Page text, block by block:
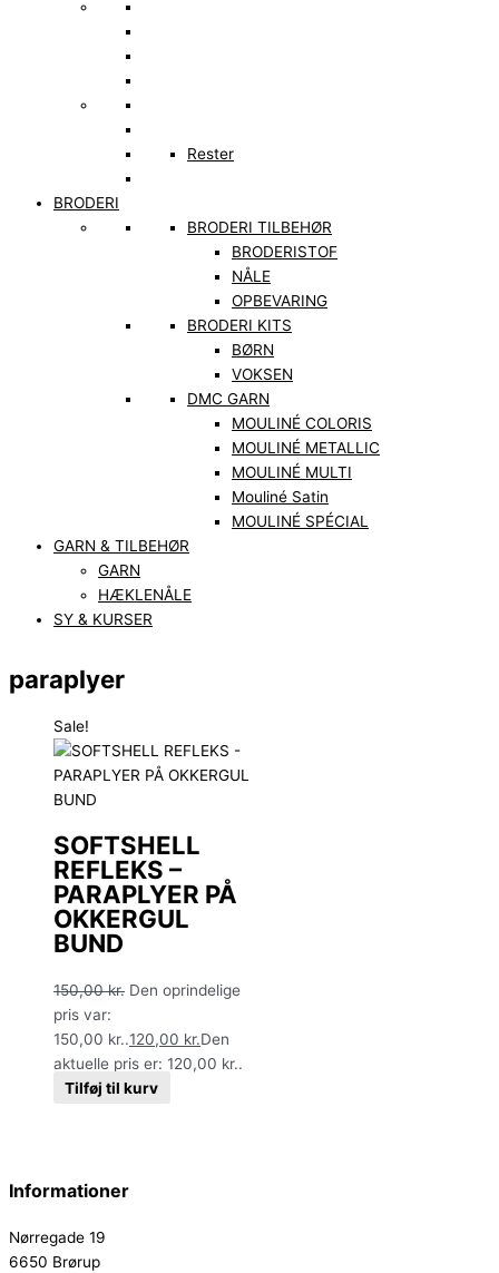
Rester
BRODERI
BRODERI TILBEHØR
BRODERISTOF
NÅLE
OPBEVARING
BRODERI KITS
BØRN
VOKSEN
DMC GARN
MOULINÉ COLORIS
MOULINÉ METALLIC
MOULINÉ MULTI
Mouliné Satin
MOULINÉ SPÉCIAL
GARN & TILBEHØR
GARN
HÆKLENÅLE
SY & KURSER
paraplyer
Sale!
SOFTSHELL
REFLEKS –
PARAPLYER PÅ
OKKERGUL
BUND
150,00kr. Den oprindelige
pris var:
150,00 kr..120,00 kr.Den
aktuelle pris er: 120,00 kr..
Tilføj til kurv
Informationer
Nørregade 19
6650 Brørup